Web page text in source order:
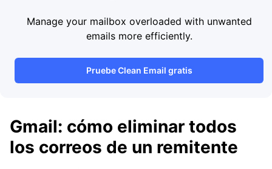
Manage your mailbox overloaded with unwanted
emails more efficiently.
Pruebe Clean Email gratis
Gmail: cómo eliminar todos
los correos de un remitente